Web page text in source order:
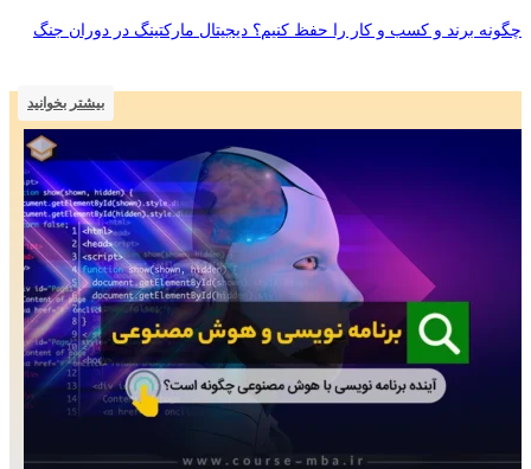
چگونه برند و کسب‌ و‌ کار را حفظ کنیم؟ دیجیتال مارکتینگ در دوران جنگ
بیشتر بخوانید